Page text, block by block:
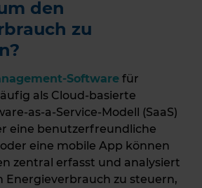
den
zu
Software für
als Cloud-basierte
as-a-Service-Modell (SaaS)
eine benutzerfreundliche
eine mobile App können
zentral erfasst und analysiert
Energieverbrauch zu steuern,